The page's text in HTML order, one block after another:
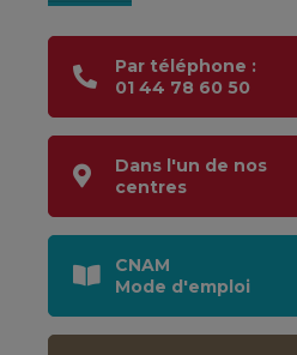
Par téléphone :
01 44 78 60 50
Dans l'un de nos
centres
CNAM
Mode d'emploi